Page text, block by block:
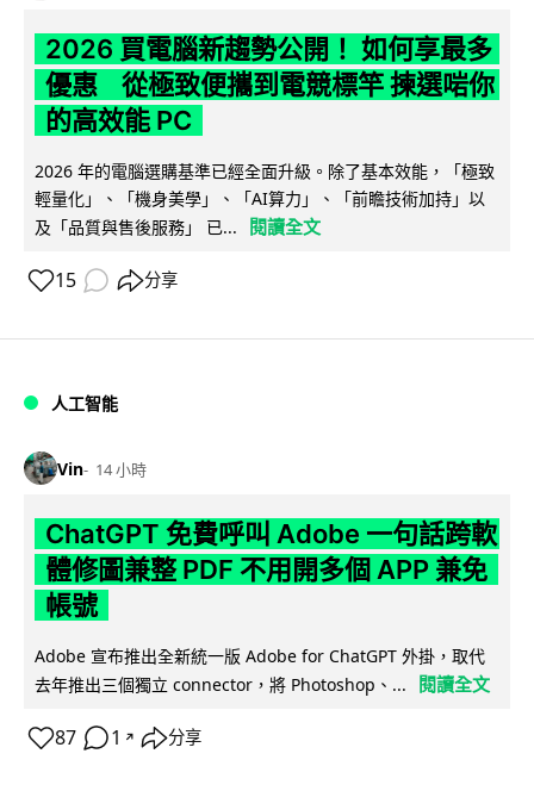
2026 買電腦新趨勢公開！ 如何享最多
優惠 從極致便攜到電競標竿 揀選啱你
的高效能 PC
2026 年的電腦選購基準已經全面升級。除了基本效能，「極致
輕量化」、「機身美學」、「AI算力」、「前瞻技術加持」以
及「品質與售後服務」 已...
閱讀全文
15 分享
人工智能
Vin 14 小時
ChatGPT 免費呼叫 Adobe 一句話跨軟
體修圖兼整 PDF 不用開多個 APP 兼免
帳號
Adobe 宣布推出全新統一版 Adobe for ChatGPT 外掛，取代
去年推出三個獨立 connector，將 Photoshop、...
閱讀全文
87 1 ↗ 分享